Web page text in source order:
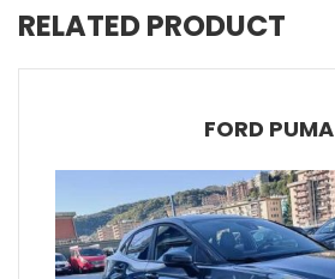
RELATED PRODUCT
FORD PUMA